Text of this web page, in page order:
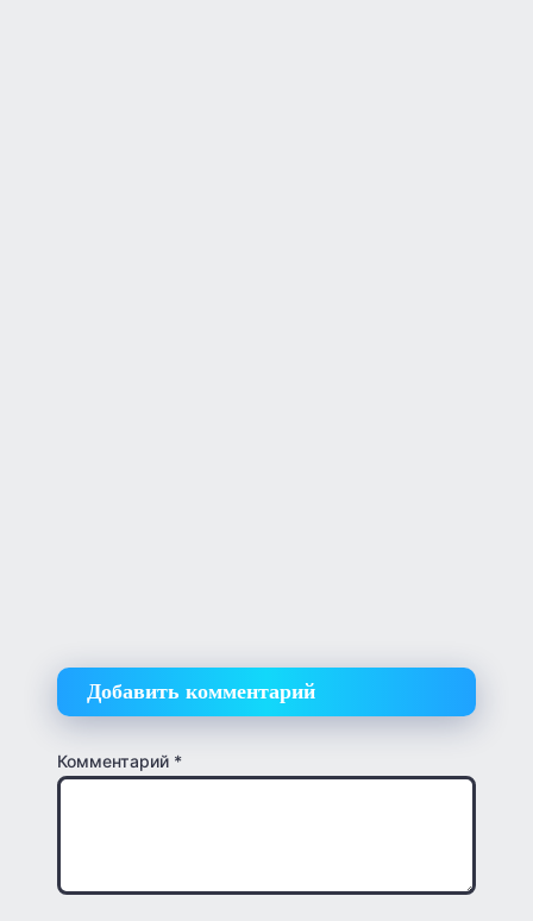
Добавить комментарий
Комментарий *